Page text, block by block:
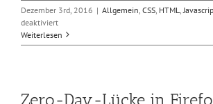
Dezember 3rd, 2016 | Allgemein CSS HTML
deaktiviertfür
Google
veröffentlicht
Weiterlesen
Zero-Day-Lücke in